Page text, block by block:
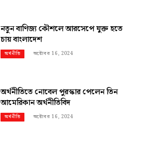
নতুন বাণিজ্য কৌশলে আরসেপে যুক্ত হতে
চায় বাংলাদেশ
অর্থনীতি অক্টোবর 16, 2024
অর্থনীতিতে নোবেল পুরস্কার পেলেন তিন
আমেরিকান অর্থনীতিবিদ
অর্থনীতি অক্টোবর 16, 2024